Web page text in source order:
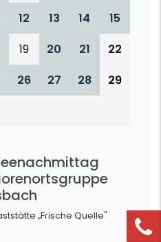
12 13 14
15
19 20 21
22
26 27 28
29
„Frische Quelle"